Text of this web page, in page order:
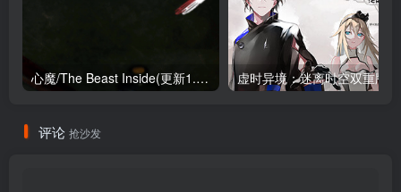
心魔/The Beast Inside(更新1.03版)
评论 抢沙发